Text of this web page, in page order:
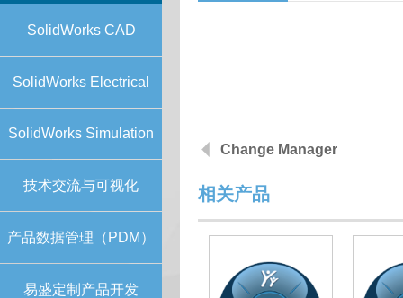
SolidWorks CAD
SolidWorks Electrical
SolidWorks Simulation
技术交流与可视化
产品数据管理（PDM）
易盛定制产品开发
Change Manager
相关产品